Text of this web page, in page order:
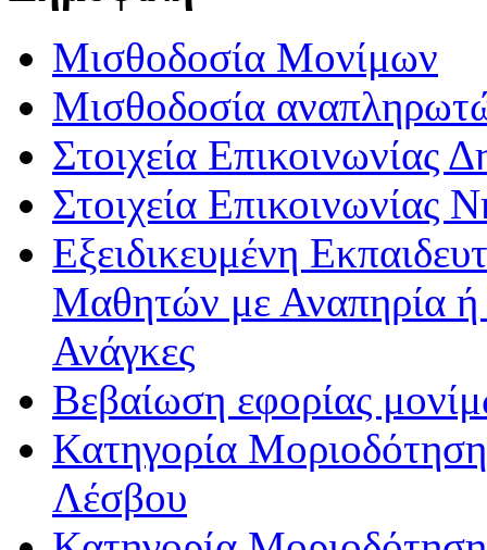
Μισθοδοσία Μονίμων
Μισθοδοσία
Στοιχεία Επικοινωνίας
Στοιχεία Επικοινωνίας
Εξειδικευμένη
Μαθητών με Αναπηρία ή /
Ανάγκες
Βεβαίωση εφορίας
Κατηγορία
Λέσβου